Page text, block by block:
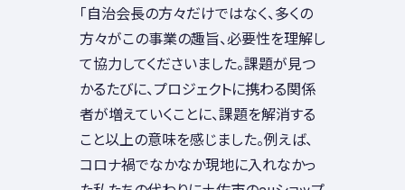
「自治会長の方々だけではなく、多くの
方々がこの事業の趣旨、必要性を理解し
て協力してくださいました。課題が見つ
かるたびに、プロジェクトに携わる関係
者が増えていくことに、課題を解消する
こと以上の意味を感じました。例えば、
コロナ禍でなかなか現地に入れなかっ